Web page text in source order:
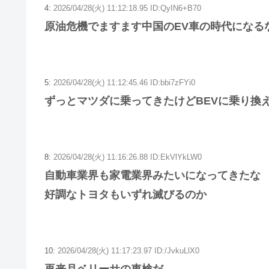
4: 2026/04/28(火) 11:12:18.95 ID:QyIN6+B70
原油危機でますます中国のEV車の時代になる
5: 2026/04/28(火) 11:12:45.46 ID:bbi7zFYi0
ずっとマツダに乗ってきたけどBEVに乗り換
8: 2026/04/28(火) 11:16:26.88 ID:EkVlYkLW0
自動車業界も家電業界みたいになってきたな
好調なトヨタもいずれ滅びるのか
10: 2026/04/28(火) 11:17:23.97 ID:/JvkuLlX0